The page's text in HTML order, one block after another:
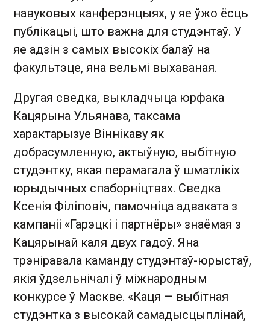
навуковых канферэнцыях, у яе ўжо ёсць
публікацыі, што важна для студэнтаў. У
яе адзін з самых высокіх балаў на
факультэце, яна вельмі выхаваная.
Другая сведка, выкладчыца юрфака
Кацярына Ульянава, таксама
характарызуе Віннікаву як
добрасумленную, актыўную, выбітную
студэнтку, якая перамагала ў шматлікіх
юрыдычных спаборніцтвах. Сведка
Ксенія Філіповіч, памочніца адваката з
кампаніі «Гарэцкі і партнёры» знаёмая з
Кацярынай каля двух гадоў. Яна
трэніравала каманду студэнтаў-юрыстаў,
якія ўдзельнічалі ў міжнародным
конкурсе ў Маскве. «Каця — выбітная
студэнтка з высокай самадысцыплінай,